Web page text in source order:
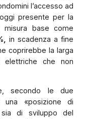
l’accesso ad
presente per la
misura base come
in scadenza a fine
coprirebbe la larga
elettriche che non
secondo le due
una «posizione di
di sviluppo del